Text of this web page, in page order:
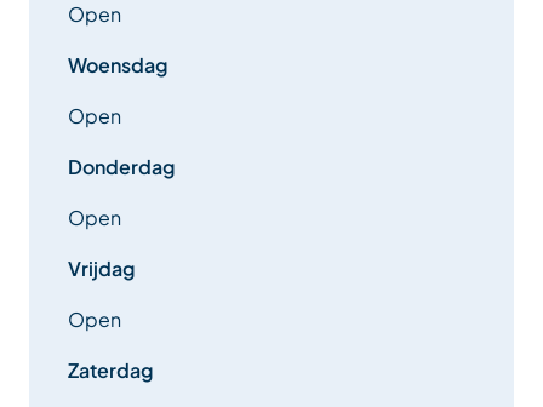
Open
Woensdag
Open
Donderdag
Open
Vrijdag
Open
Zaterdag